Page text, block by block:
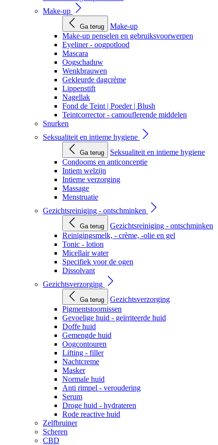
Make-up
Ga terug
Make-up
Make-up penselen en gebruiksvoorwerpen
Eyeliner - oogpotlood
Mascara
Oogschaduw
Wenkbrauwen
Gekleurde dagcrème
Lippenstift
Nagellak
Fond de Teint | Poeder | Blush
Teintcorrector - camouflerende middelen
Snurken
Seksualiteit en intieme hygiene
Ga terug
Seksualiteit en intieme hygiene
Condooms en anticonceptie
Intiem welzijn
Intieme verzorging
Massage
Menstruatie
Gezichtsreiniging - ontschminken
Ga terug
Gezichtsreiniging - ontschminken
Reinigingsmelk, - crème, -olie en gel
Tonic - lotion
Micellair water
Specifiek voor de ogen
Dissolvant
Gezichtsverzorging
Ga terug
Gezichtsverzorging
Pigmentstoornissen
Gevoelige huid - geïrriteerde huid
Doffe huid
Gemengde huid
Oogcontouren
Lifting - filler
Nachtcreme
Masker
Normale huid
Anti rimpel - veroudering
Serum
Droge huid - hydrateren
Rode reactive huid
Zelfbruiner
Scheren
CBD